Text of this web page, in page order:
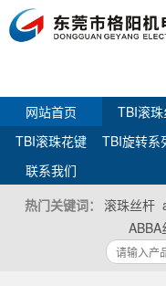
网站首页 TBI滚珠
TBI滚珠花键
联系我们
热门关键词： 滚珠丝杆
ABBA